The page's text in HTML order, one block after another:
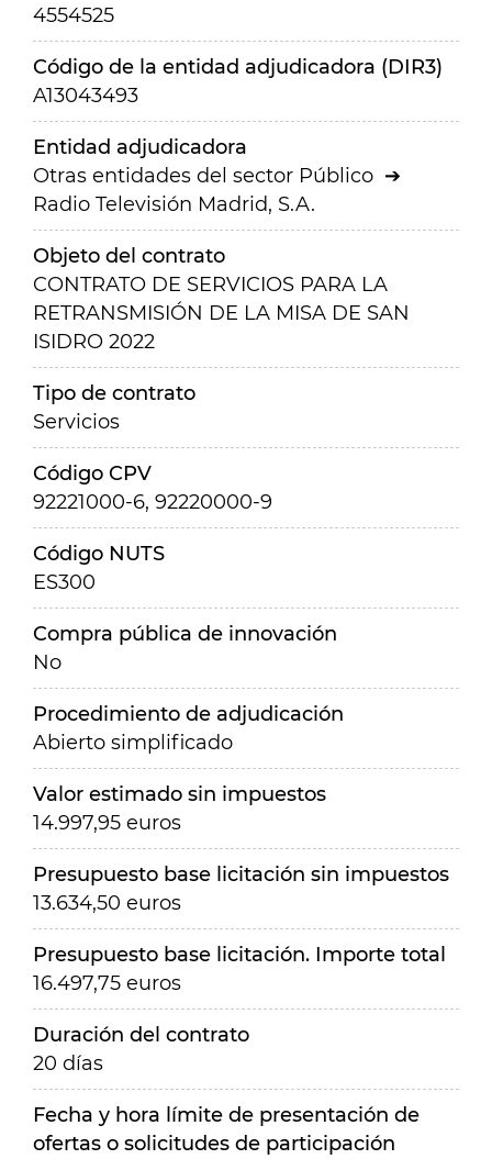
4554525
Código de la entidad adjudicadora (DIR3)
A13043493
Entidad adjudicadora
Otras entidades del sector Público
Radio Televisión Madrid, S.A.
Objeto del contrato
CONTRATO DE SERVICIOS PARA LA
RETRANSMISIÓN DE LA MISA DE SAN
ISIDRO 2022
Tipo de contrato
Servicios
Código CPV
92221000-6, 92220000-9
Código NUTS
ES300
Compra pública de innovación
No
Procedimiento de adjudicación
Abierto simplificado
Valor estimado sin impuestos
14.997,95 euros
Presupuesto base licitación sin impuestos
13.634,50 euros
Presupuesto base licitación. Importe total
16.497,75 euros
Duración del contrato
20 días
Fecha y hora límite de presentación de
ofertas o solicitudes de participación